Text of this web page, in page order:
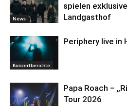
News
spielen
Landgasthof
Konzertberichte
Periphery live in
Papa Roach –
Tour 2026